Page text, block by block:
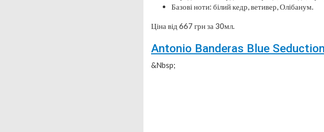
Базові ноти: білий кедр, ветивер, Олібанум.
Ціна від 667 грн за 30мл.
Antonio Banderas Blue
&Nbsp;